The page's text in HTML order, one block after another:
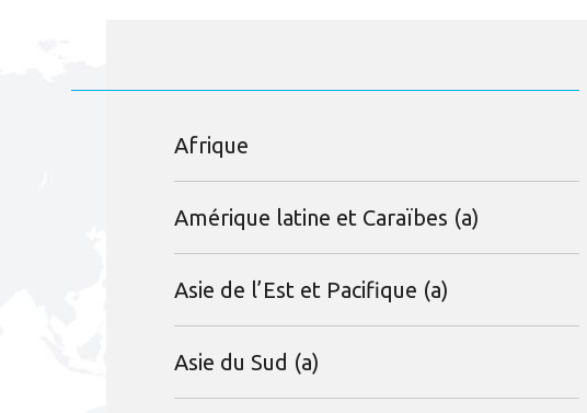
Afrique
Amérique latine et Caraïbes (a)
Asie de l’Est et Pacifique (a)
Asie du Sud (a)